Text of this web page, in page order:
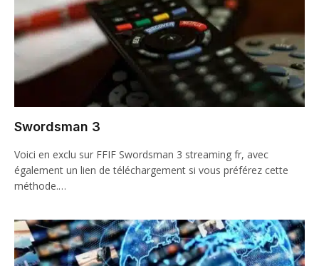
Swordsman 3
Voici en exclu sur FFIF Swordsman 3 streaming fr, avec
également un lien de téléchargement si vous préférez cette
méthode.…